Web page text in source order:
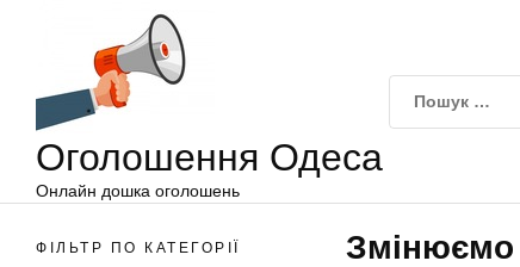
Оголошення Одеса
Онлайн дошка оголошень
ФІЛЬТР ПО КАТЕГОРІЇ Змінюємо